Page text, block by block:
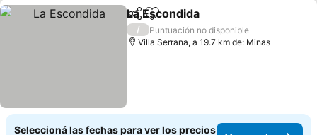
CompartirAñadir a favoritos
La Escondida
/
Puntuación no disponible
Villa Serrana, a 19.7 km de: Minas
Seleccioná las fechas para ver los precios